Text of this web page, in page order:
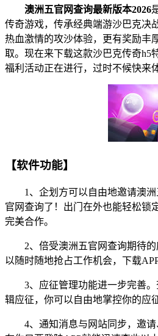
澳洲五官网查询最新版本2026
传奇游戏，传承经典端游沙巴克决
热血激情的攻沙体验，更有奖励丰
取。现在来下载这款沙巴克传奇h5
福利活动正在进行，过时不候快来
【软件功能】
1、企划方可以自由地邀请澳洲
官网查询了！出门在外也能轻松锁
完美合作。
2、倍受澳洲五官网查询期待的
以随时随地抢占工作机会，下载
3、应征管理功能进一步完善。
辑应征，你可以自由地掌控你的应
4、通知消息与网站同步，邀请